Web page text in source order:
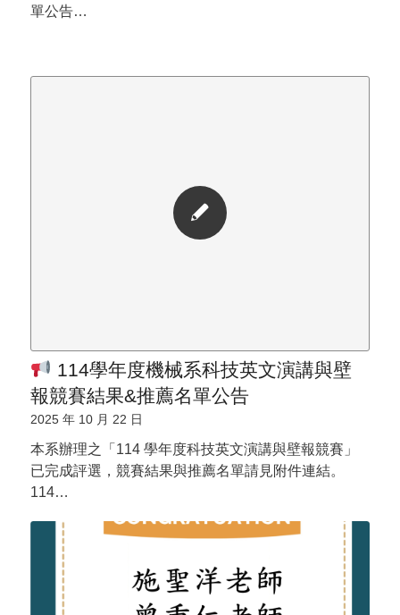
單公告…
114學年度機械系科技英文演講與壁
報競賽結果&推薦名單公告
2025 年 10 月 22 日
本系辦理之「114 學年度科技英文演講與壁報競賽」
已完成評選，競賽結果與推薦名單請見附件連結。
114…